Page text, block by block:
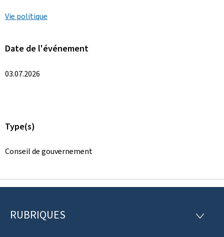
Vie politique
Date de l'événement
03.07.2026
Type(s)
Conseil de gouvernement
P
RUBRIQUES
R